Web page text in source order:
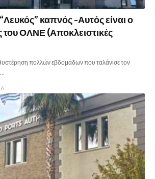
καπνός -Αυτός είναι ο
ΟΛΝΕ (Αποκλειστικές
πολλών εβδομάδων που ταλάνισε τον